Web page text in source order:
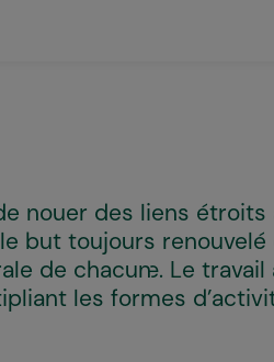
nouer des liens
but toujours renouvelé
de chacun·e. Le
les formes